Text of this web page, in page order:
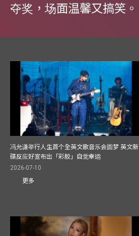
夺奖，场面温馨又搞笑。
冯允谦举行人生首个全英文歌音乐会圆梦 英文新
碟反应好宣布出「彩胶」自觉幸运
2026-07-10
更多